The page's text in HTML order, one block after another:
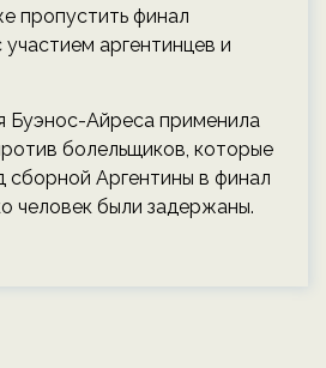
пропустить финал
аргентинцев и
Буэнос-Айреса применила
болельщиков, которые
сборной Аргентины в финал
человек были задержаны.